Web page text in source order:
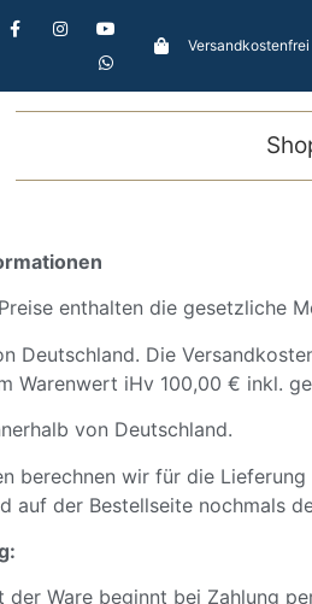
enthalten die gesetzliche
Deutschland. Die
Warenwert iHv 100,00 € inkl.
von Deutschland.
berechnen wir für die
auf der Bestellseite nochmals
Ware beginnt bei Zahlung